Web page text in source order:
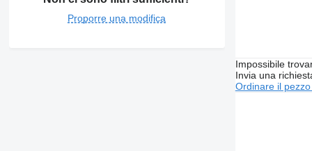
Proporre una modifica
Impossibile
Invia una
Ordinare il